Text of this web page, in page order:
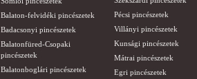
Balaton-felvidéki pincészetek
Badacsonyi pincészetek
Balatonfüred-Csopaki
pincészetek
Balatonboglári pincészetek
Pécsi pincészetek
Villányi pincészetek
Kunsági pincészetek
Mátrai pincészetek
Egri pincészetek